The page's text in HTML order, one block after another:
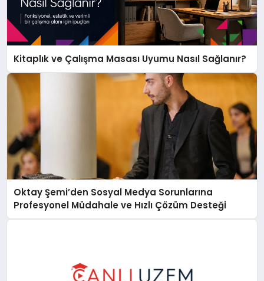
Kitaplık ve Çalışma Masası Uyumu Nasıl Sağlanır?
Oktay Şemi’den Sosyal Medya Sorunlarına
Profesyonel Müdahale ve Hızlı Çözüm Desteği